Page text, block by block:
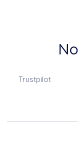
Trustpilot